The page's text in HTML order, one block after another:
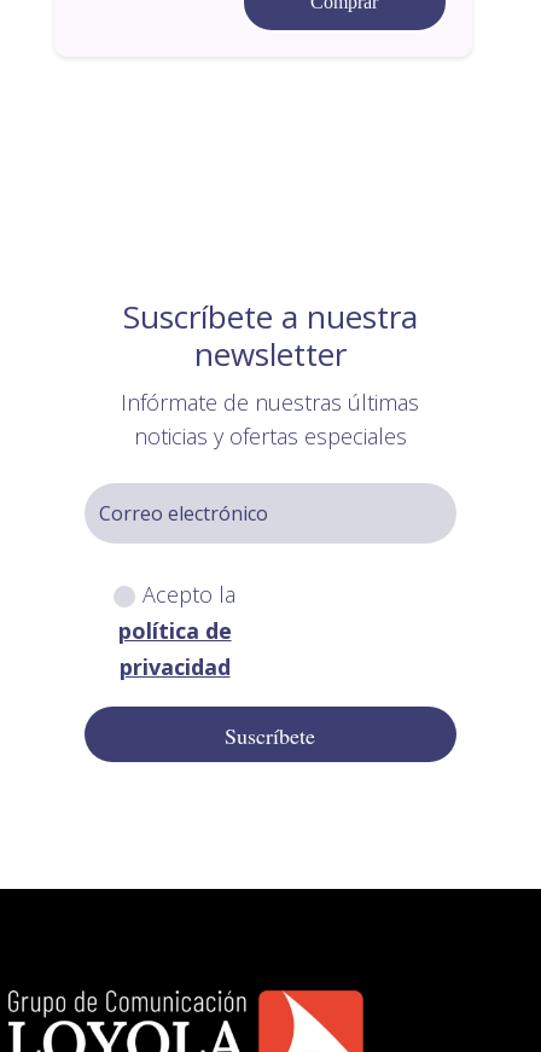
Suscríbete a nuestra
newsletter
Infórmate de nuestras últimas
noticias y ofertas especiales
Acepto la
política de
privacidad
Suscríbete